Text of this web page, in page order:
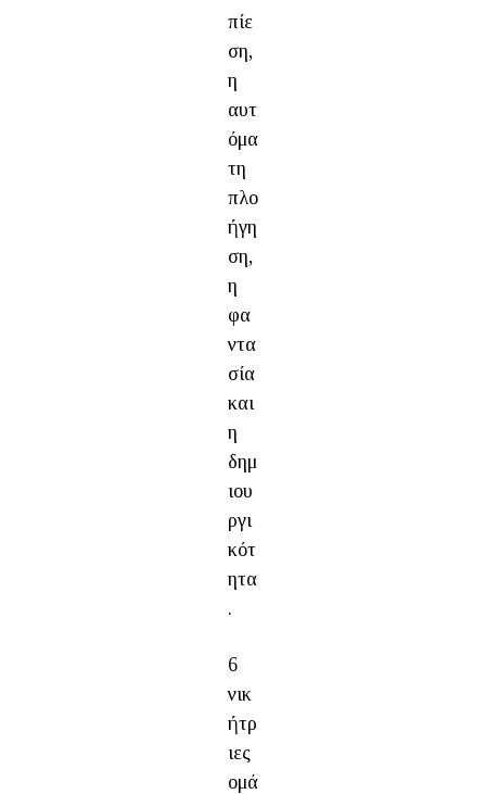
πίε
ση,
η
αυτ
όμα
τη
πλο
ήγη
ση,
η
φα
ντα
σία
και
η
δημ
ιου
ργι
κότ
ητα
.
6
νικ
ήτρ
ιες
ομά